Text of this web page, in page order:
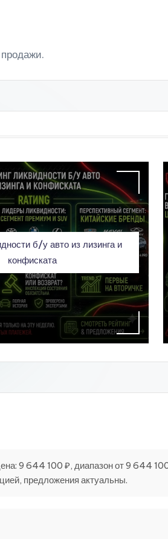
б/у авто из лизинга и
конфиската
9 644 100 ₽, диапазон от 9 644
предложения актуальны.